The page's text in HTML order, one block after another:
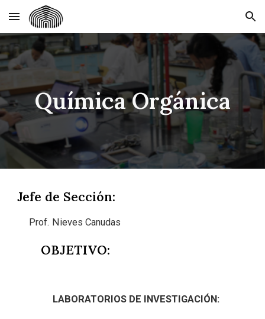
Skip to main content Skip to navigation
Química Orgánica
Jefe de Sección:
Prof. Nieves Canudas
OBJETIVO:
LABORATORIOS DE INVESTIGACIÓN: